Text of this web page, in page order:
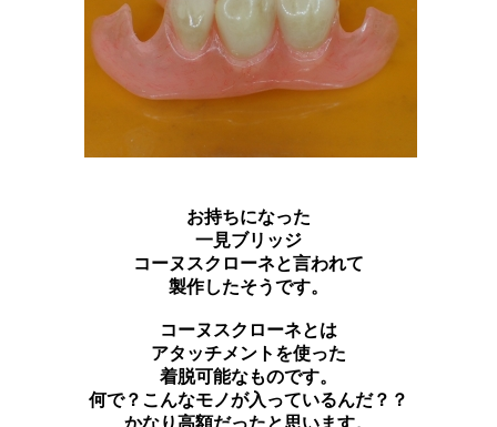
お持ちになった
一見ブリッジ
コーヌスクローネと言われて
製作したそうです。
コーヌスクローネとは
アタッチメントを使った
着脱可能なものです。
何で？こんなモノが入っているんだ？？
かなり高額だったと思います。